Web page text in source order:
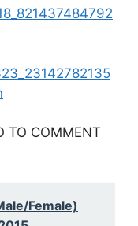
TO COMMENT
Female)